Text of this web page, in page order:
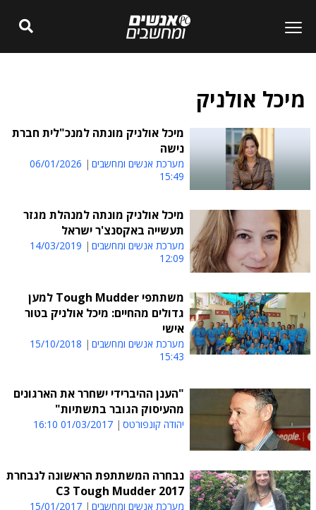
מיכל אולניק
מיכל אולניק מונתה למנכ"לית חברת
נישה
מערכת אנשים ומחשבים
06/01/2026
15:49
מיכל אולניק מונתה למנהלת מגזר
תעשייה באקסנצ'ר ישראל
מערכת אנשים ומחשבים
14/03/2019
12:09
משתתפי Tough Mudder למען
גדולים מהחיים: מיכל אולניק בטור
אישי
מערכת אנשים ומחשבים
15/10/2018
15:43
"הענן ההיברידי ישחרר את הארגונים
מהעיסוק הגובר בתשתיות"
יהודה קונפורטס 01/03/2017 16:10
נבחרה המשתתפת הראשונה לנבחרת
2017 C3 Tough Mudder
מערכת אנשים ומחשבים
15/01/2017